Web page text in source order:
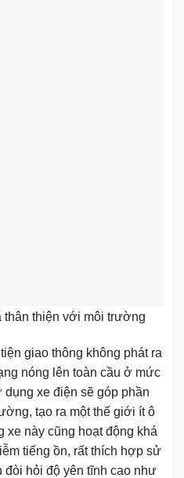
thân thiện với môi trường
giao thông không phát ra
nóng lên toàn cầu ở mức
dụng xe điện sẽ góp phần
tạo ra một thế giới ít ô
này cũng hoạt động khá
tiếng ồn, rất thích hợp sử
hỏi độ yên tĩnh cao như